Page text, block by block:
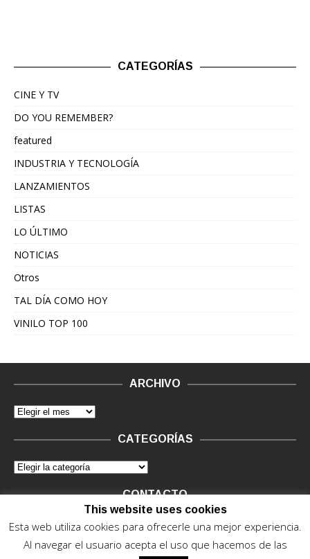
CATEGORÍAS
CINE Y TV
DO YOU REMEMBER?
featured
INDUSTRIA Y TECNOLOGÍA
LANZAMIENTOS
LISTAS
LO ÚLTIMO
NOTICIAS
Otros
TAL DÍA COMO HOY
VINILO TOP 100
ARCHIVO
CATEGORÍAS
CONTACTO
Vinilo Negro.Consultas de anunciantes y Legal, en vinilo at
This website uses cookies
Esta web utiliza cookies para ofrecerle una mejor experiencia.
Al navegar el usuario acepta el uso que hacemos de las